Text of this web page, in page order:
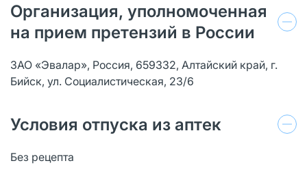
Организация, уполномоченная
на прием претензий в России
ЗАО «Эвалар», Россия, 659332, Алтайский край, г.
Бийск, ул. Социалистическая, 23/6
Условия отпуска из аптек
Без рецепта